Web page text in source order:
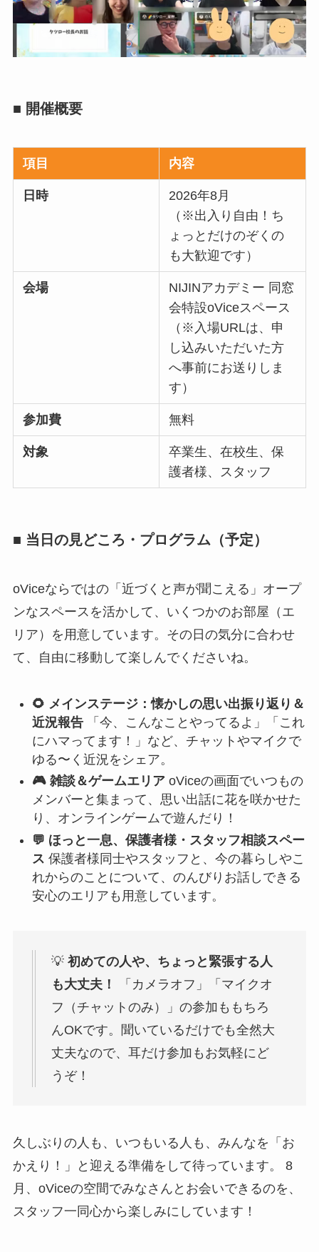
■ 開催概要
項目 内容
日時
2026年8月
（※出入り自由！ち
ょっとだけのぞくの
も大歓迎です）
会場
NIJINアカデミー 同窓
会特設oViceスペース
（※入場URLは、申
し込みいただいた方
へ事前にお送りしま
す）
参加費 無料
対象
卒業生、在校生、保
護者様、スタッフ
■ 当日の見どころ・プログラム（予定）
oViceならではの「近づくと声が聞こえる」オープ
ンなスペースを活かして、いくつかのお部屋（エ
リア）を用意しています。その日の気分に合わせ
て、自由に移動して楽しんでくださいね。
🌻 メインステージ：懐かしの思い出振り返り＆
近況報告「今、こんなことやってるよ」「これ
にハマってます！」など、チャットやマイクで
ゆる〜く近況をシェア。
🎮 雑談＆ゲームエリアoViceの画面でいつもの
メンバーと集まって、思い出話に花を咲かせた
り、オンラインゲームで遊んだり！
💬 ほっと一息、保護者様・スタッフ相談スペー
ス 保護者様同士やスタッフと、今の暮らしやこ
れからのことについて、のんびりお話しできる
安心のエリアも用意しています。
💡 初めての人や、ちょっと緊張する人
も大丈夫！
「カメラオフ」「マイクオ
フ（チャットのみ）」の参加ももちろ
んOKです。聞いているだけでも全然大
丈夫なので、耳だけ参加もお気軽にど
うぞ！
久しぶりの人も、いつもいる人も、みんなを「お
かえり！」と迎える準備をして待っています。 8
月、oViceの空間でみなさんとお会いできるのを、
スタッフ一同心から楽しみにしています！